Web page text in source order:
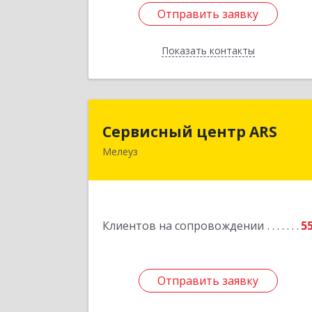
Отправить заявку
Показать контакты
Отправить заявку
Назад
Сервисный центр ARS
Мелеуз
Клиентов на сопровождении
Отправить заявку
Сервисный центр ARS
Отправить заявку